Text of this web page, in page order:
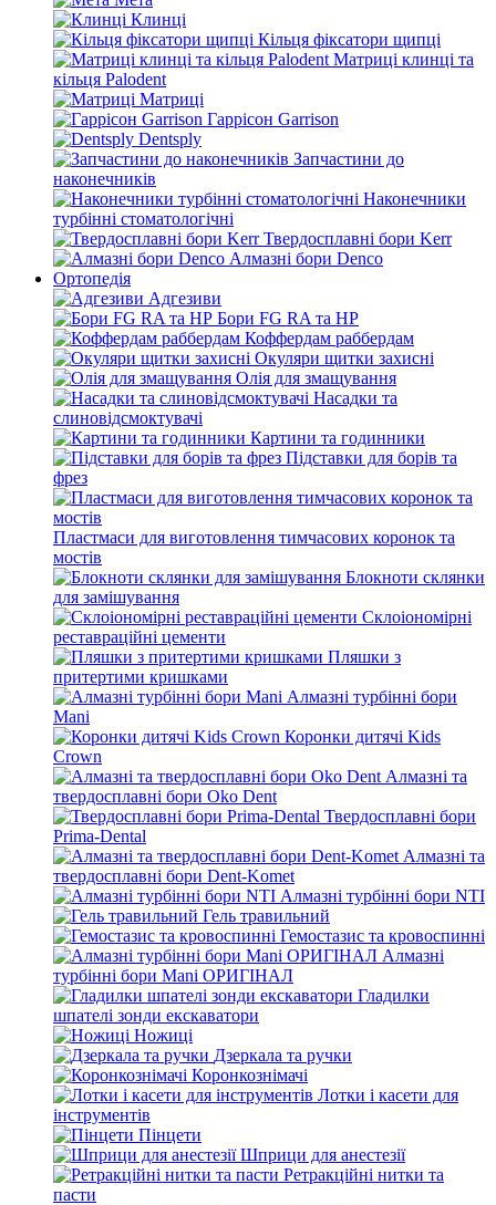
Клинці
Кільця фіксатори щипці
Матриці клинці та
кільця Palodent
Матриці
Гаррісон Garrison
Dentsply
Запчастини до
наконечників
Наконечники
турбінні стоматологічні
Твердосплавні бори Kerr
Алмазні бори Denco
Ортопедія
Адгезиви
Бори FG RA та HP
Коффердам раббердам
Окуляри щитки захисні
Олія для змащування
Насадки та
слиновідсмоктувачі
Картини та годинники
Підставки для борів та
фрез
Пластмаси для виготовлення тимчасових коронок та
мостів
Блокноти склянки
для замішування
Склоіономірні
реставраційні цементи
Пляшки з
притертими кришками
Алмазні турбінні бори
Mani
Коронки дитячі Kids
Crown
Алмазні та
твердосплавні бори Oko Dent
Твердосплавні бори
Prima-Dental
Алмазні та
твердосплавні бори Dent-Komet
Алмазні турбінні бори NTI
Гель травильний
Гемостазис та кровоспинні
Алмазні
турбінні бори Mani ОРИГІНАЛ
Гладилки
шпателі зонди екскаватори
Ножиці
Дзеркала та ручки
Коронкознімачі
Лотки і касети для
інструментів
Пінцети
Шприци для анестезії
Ретракційні нитки та
пасти